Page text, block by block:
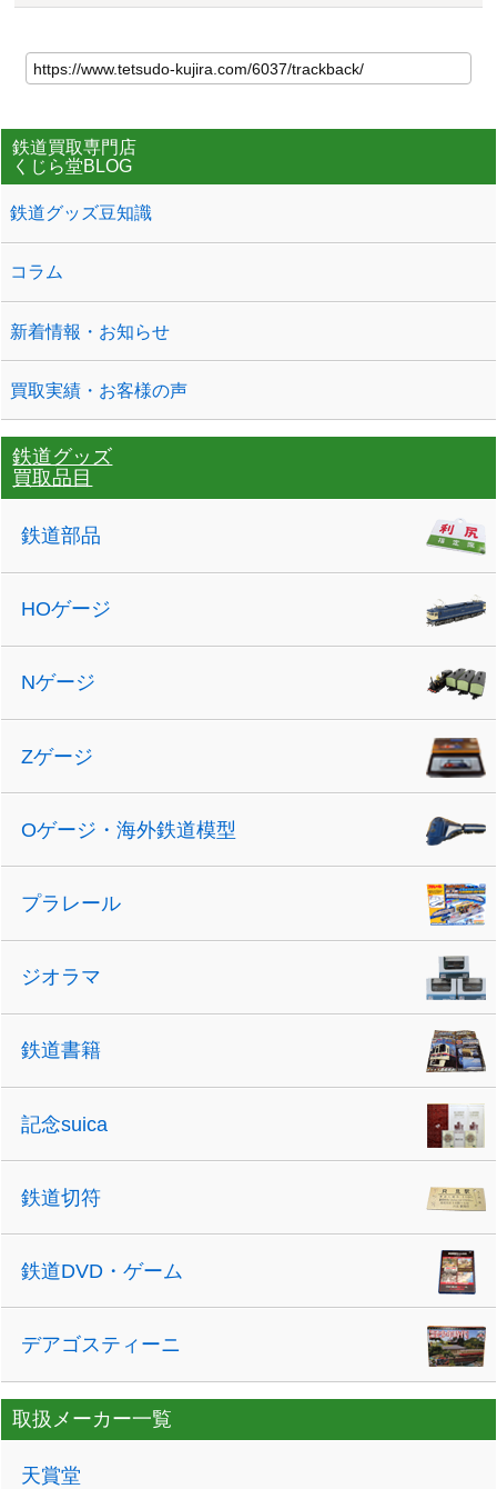
鉄道買取専門店
くじら堂BLOG
鉄道グッズ豆知識
コラム
新着情報・お知らせ
買取実績・お客様の声
鉄道グッズ
買取品目
鉄道部品
HOゲージ
Nゲージ
Zゲージ
Oゲージ・海外鉄道模型
プラレール
ジオラマ
鉄道書籍
記念suica
鉄道切符
鉄道DVD・ゲーム
デアゴスティーニ
取扱メーカー一覧
天賞堂